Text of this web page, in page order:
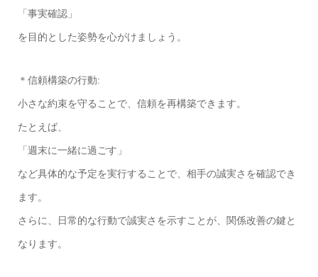
「事実確認」
を目的とした姿勢を心がけましょう。
＊信頼構築の行動:
小さな約束を守ることで、信頼を再構築できます。
たとえば、
「週末に一緒に過ごす」
など具体的な予定を実行することで、相手の誠実さを確認でき
ます。
さらに、日常的な行動で誠実さを示すことが、関係改善の鍵と
なります。